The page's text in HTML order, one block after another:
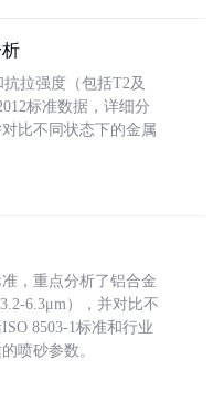
拉强度（包括T2及
标准数据，详细分
比不同状态下的金属
，重点分析了铝合金
6.3μm），并对比不
8503-1标准和行业
喷砂参数。